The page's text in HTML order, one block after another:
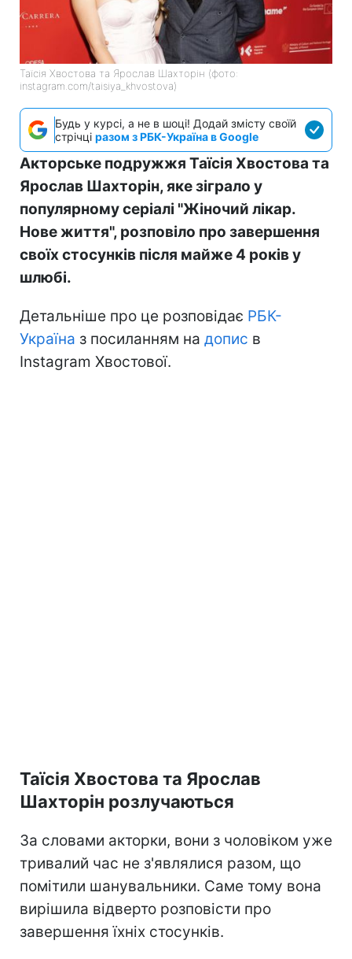
Таїсія Хвостова та Ярослав Шахторін (фото:
instagram.com/taisiya_khvostova)
Будь у курсі, а не в шоці! Додай змісту своїй
стрічці разом з РБК-Україна в Google
Акторське подружжя Таїсія Хвостова та
Ярослав Шахторін, яке зіграло у
популярному серіалі "Жіночий лікар.
Нове життя", розповіло про завершення
своїх стосунків після майже 4 років у
шлюбі.
Детальніше про це розповідає РБК-
Україна з посиланням на допис в
Instagram Хвостової.
Таїсія Хвостова та Ярослав
Шахторін розлучаються
За словами акторки, вони з чоловіком уже
тривалий час не з'являлися разом, що
помітили шанувальники. Саме тому вона
вирішила відверто розповісти про
завершення їхніх стосунків.